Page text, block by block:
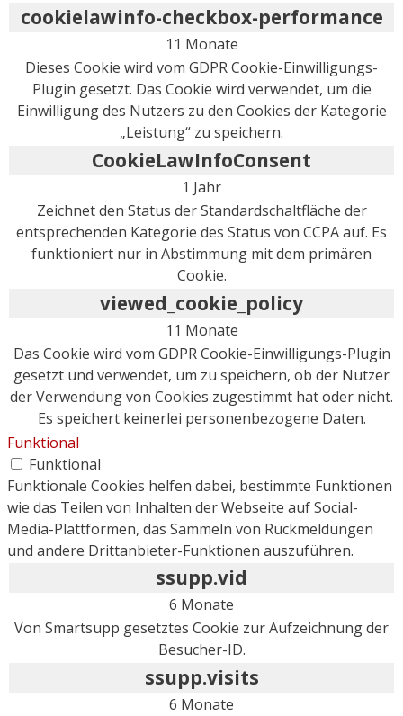
cookielawinfo-checkbox-performance
11 Monate
Dieses Cookie wird vom GDPR Cookie-Einwilligungs-
Plugin gesetzt. Das Cookie wird verwendet, um die
Einwilligung des Nutzers zu den Cookies der Kategorie
„Leistung“ zu speichern.
CookieLawInfoConsent
1 Jahr
Zeichnet den Status der Standardschaltfläche der
entsprechenden Kategorie des Status von CCPA auf. Es
funktioniert nur in Abstimmung mit dem primären
Cookie.
viewed_cookie_policy
11 Monate
Das Cookie wird vom GDPR Cookie-Einwilligungs-Plugin
gesetzt und verwendet, um zu speichern, ob der Nutzer
der Verwendung von Cookies zugestimmt hat oder nicht.
Es speichert keinerlei personenbezogene Daten.
Funktional
Funktional
Funktionale Cookies helfen dabei, bestimmte Funktionen
wie das Teilen von Inhalten der Webseite auf Social-
Media-Plattformen, das Sammeln von Rückmeldungen
und andere Drittanbieter-Funktionen auszuführen.
ssupp.vid
6 Monate
Von Smartsupp gesetztes Cookie zur Aufzeichnung der
Besucher-ID.
ssupp.visits
6 Monate